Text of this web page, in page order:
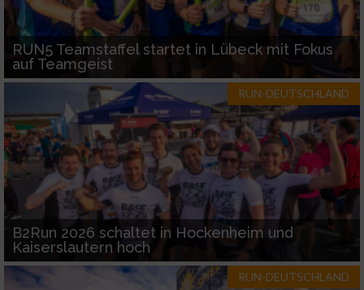
RUN5 Teamstaffel startet in Lübeck mit Fokus
auf Teamgeist
RUN-DEUTSCHLAND
B2Run 2026 schaltet in Hockenheim und
Kaiserslautern hoch
RUN-DEUTSCHLAND